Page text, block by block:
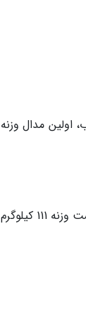
یک ضرب، اولین مدال وزنه
جمالی در اولین حرکت دوضرب وزنه 105 کیلوگرم را بالای سر برد. نماینده ایران در دومین حرکت دوضرب پشت وزنه 111 کیلوگرم